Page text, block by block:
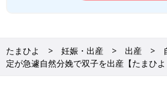
たまひよ 妊娠・出産 出産
定が急遽自然分娩で双子を出産【たまひよ